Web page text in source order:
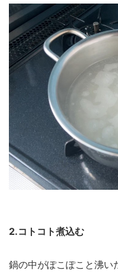
2.コトコト煮込む
鍋の中がぽこぽこと沸い